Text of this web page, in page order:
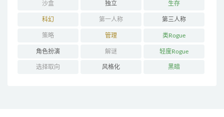
沙盒 独立 生存
科幻 第一人称 第三人称
策略 管理 类Rogue
角色扮演 解谜 轻度Rogue
选择取向 风格化 黑暗